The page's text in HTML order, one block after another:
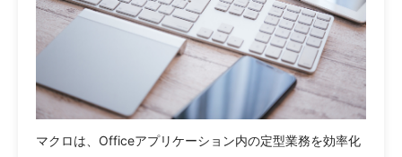
マクロは、Officeアプリケーション内の定型業務を効率化